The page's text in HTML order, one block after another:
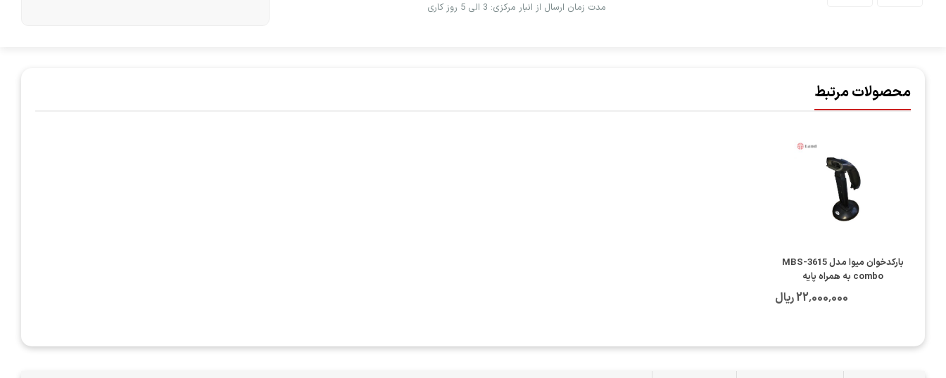
مدت زمان ارسال از انبار مرکزی: 3 الی 5 روز کاری
محصولات مرتبط
بارکدخوان میوا مدل MBS-3615
combo به همراه پایه
22٬000٬000 ریال